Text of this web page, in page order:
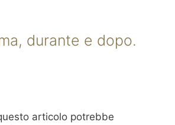
durante e dopo.
articolo potrebbe